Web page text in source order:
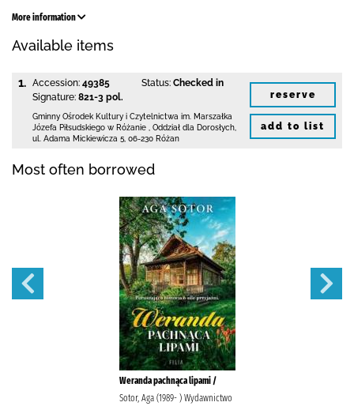
More information
Available items
1. Accession: 49385
Signature: 821-3 pol.
Status: Checked in
Gminny Ośrodek Kultury i Czytelnictwa im. Marszałka
Józefa Piłsudskiego w Różanie
Oddział dla Dorosłych,
ul. Adama Mickiewicza 5 06-230 Różan
reserve
add to list
Most often borrowed
Weranda pachnąca lipami /
Sotor, Aga (1989- ) Wydawnictwo